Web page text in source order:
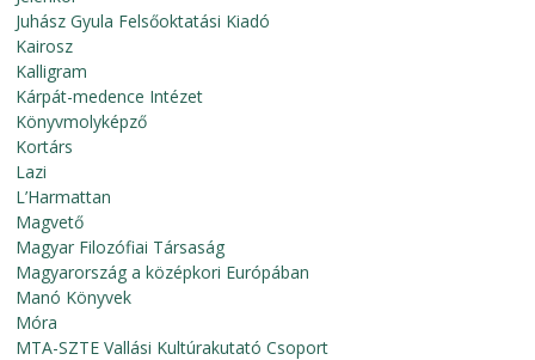
Juhász Gyula Felsőoktatási Kiadó
Kairosz
Kalligram
Kárpát-medence Intézet
Könyvmolyképző
Kortárs
Lazi
L’Harmattan
Magvető
Magyar Filozófiai Társaság
Magyarország a középkori Európában
Manó Könyvek
Móra
MTA-SZTE Vallási Kultúrakutató Csoport